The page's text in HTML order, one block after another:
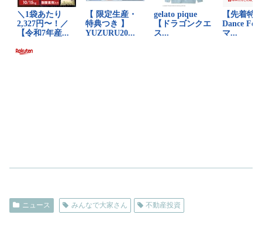
ニュース みんなで大家さん 不動産投資